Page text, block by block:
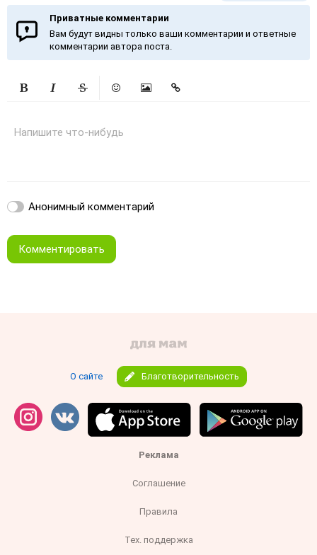
Приватные комментарии
Вам будут видны только ваши комментарии и ответные
комментарии автора поста.
Напишите что-нибудь
Анонимный комментарий
Комментировать
О сайте Благотворительность
Реклама
Соглашение
Правила
Тех. поддержка